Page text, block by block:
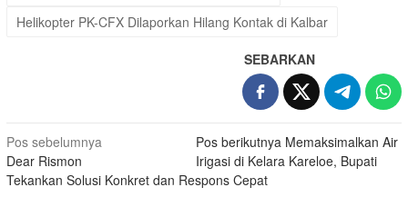
Helikopter PK-CFX Dilaporkan Hilang Kontak di Kalbar
SEBARKAN
Navigasi
pos
Pos sebelumnya
Dear Rismon
Pos berikutnya Memaksimalkan Air
Irigasi di Kelara Kareloe, Bupati
Tekankan Solusi Konkret dan Respons Cepat